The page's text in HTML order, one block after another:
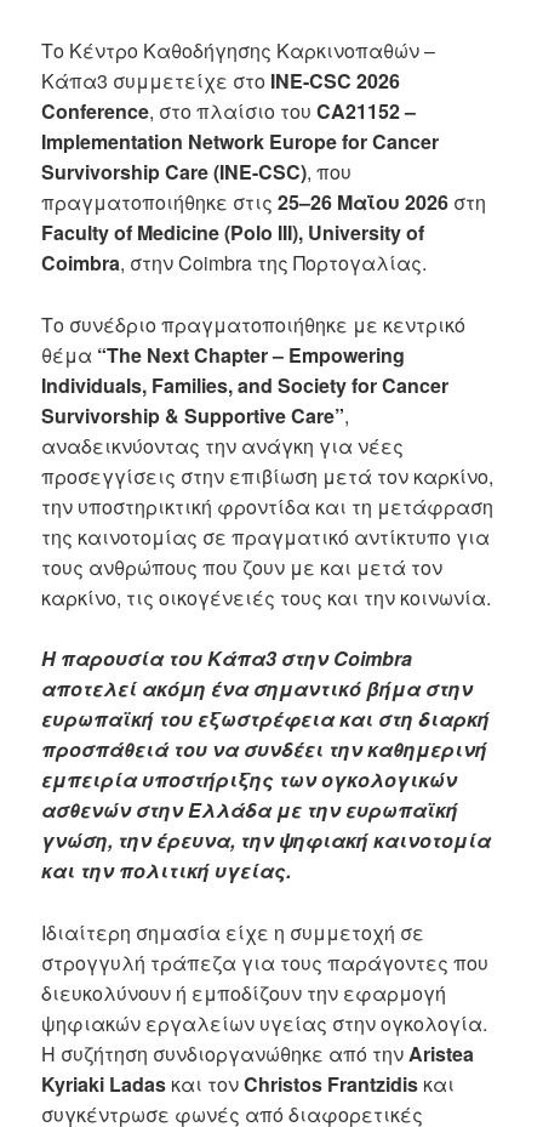
Το Κέντρο Καθοδήγησης Καρκινοπαθών –
Κάπα3 συμμετείχε στο INE-CSC 2026
Conference, στο πλαίσιο τουCA21152 –
Implementation Network Europe for Cancer
Survivorship Care (INE-CSC), που
πραγματοποιήθηκε στις25–26 Μαΐου 2026 στη
Faculty of Medicine (Polo III), University of
Coimbra, στην Coimbra της Πορτογαλίας.
Το συνέδριο πραγματοποιήθηκε με κεντρικό
θέμα “The Next Chapter – Empowering
Individuals, Families, and Society for Cancer
Survivorship & Supportive Care”,
αναδεικνύοντας την ανάγκη για νέες
προσεγγίσεις στην επιβίωση μετά τον καρκίνο,
την υποστηρικτική φροντίδα και τη μετάφραση
της καινοτομίας σε πραγματικό αντίκτυπο για
τους ανθρώπους που ζουν με και μετά τον
καρκίνο, τις οικογένειές τους και την κοινωνία.
Η παρουσία του Κάπα3 στην Coimbra
αποτελεί ακόμη ένα σημαντικό βήμα στην
ευρωπαϊκή του εξωστρέφεια και στη διαρκή
προσπάθειά του να συνδέει την καθημερινή
εμπειρία υποστήριξης των ογκολογικών
ασθενών στην Ελλάδα με την ευρωπαϊκή
γνώση, την έρευνα, την ψηφιακή καινοτομία
και την πολιτική υγείας.
Ιδιαίτερη σημασία είχε η συμμετοχή σε
στρογγυλή τράπεζα για τους παράγοντες που
διευκολύνουν ή εμποδίζουν την εφαρμογή
ψηφιακών εργαλείων υγείας στην ογκολογία.
Η συζήτηση συνδιοργανώθηκε από τηνAristea
Kyriaki Ladas και τονChristos Frantzidis και
συγκέντρωσε φωνές από διαφορετικές